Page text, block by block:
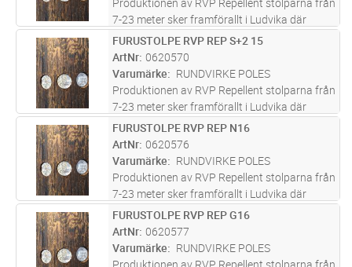
Produktionen av RVP Repellent stolparna från
7-23 meter sker framförallt i Ludvika där
företaget bedrivit verksamhet i över 100 år
och varit med om att bygga upp svensk
infrastruktur. Furustolparna s ...läs mer
ST Lägg i kundvagn
FURUSTOLPE RVP REP S+2 15
ArtNr 0620570
Varumärke
RUNDVIRKE POLES
Produktionen av RVP Repellent stolparna från
7-23 meter sker framförallt i Ludvika där
företaget bedrivit verksamhet i över 100 år
och varit med om att bygga upp svensk
infrastruktur. Furustolparna s ...läs mer
ST Lägg i kundvagn
FURUSTOLPE RVP REP N16
ArtNr 0620576
Varumärke
RUNDVIRKE POLES
Produktionen av RVP Repellent stolparna från
7-23 meter sker framförallt i Ludvika där
företaget bedrivit verksamhet i över 100 år
och varit med om att bygga upp svensk
infrastruktur. Furustolparna s ...läs mer
ST Lägg i kundvagn
FURUSTOLPE RVP REP G16
ArtNr 0620577
Varumärke
RUNDVIRKE POLES